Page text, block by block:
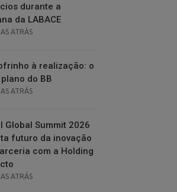
durante a
da LABACE
ATRÁS
à realização: o
do BB
ATRÁS
Global Summit 2026
futuro da inovação
com a Holding
ATRÁS